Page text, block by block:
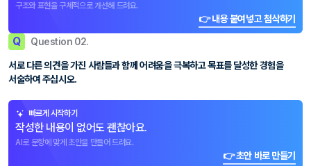
구조와 표현을 구체적으로 개선해 드려요.
👉 내용 붙여넣고 첨삭하기
Q Question 02.
서로 다른 의견을 가진 사람들과 함께 어려움을 극복하고 목표를 달성한 경험을
서술하여 주십시오.
빠르게 시작하기
작성한 내용이 없어도 괜찮아요.
AI로 문항에 맞게 초안을 만들어 드려요.
👉 초안 바로 만들기